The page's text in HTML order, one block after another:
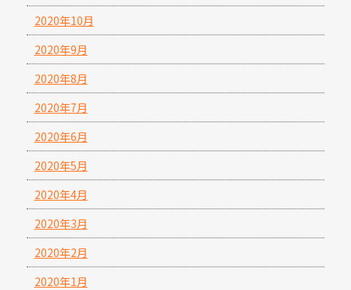
2020年10月
2020年9月
2020年8月
2020年7月
2020年6月
2020年5月
2020年4月
2020年3月
2020年2月
2020年1月